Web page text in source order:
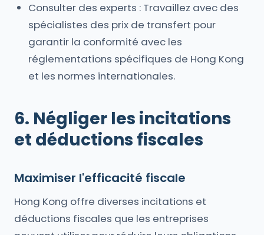
Consulter des experts : Travaillez avec des
spécialistes des prix de transfert pour
garantir la conformité avec les
réglementations spécifiques de Hong Kong
et les normes internationales.
6. Négliger les incitations
et déductions fiscales
Maximiser l'efficacité fiscale
Hong Kong offre diverses incitations et
déductions fiscales que les entreprises